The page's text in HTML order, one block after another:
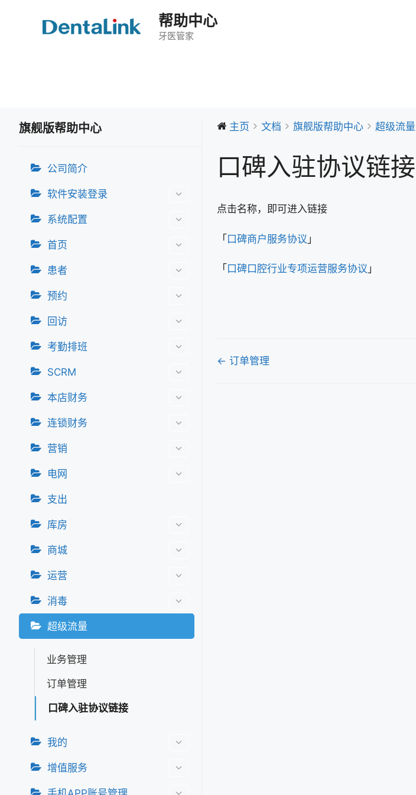
帮助中心
牙医管家
旗舰版帮助中心
公司简介
软件安装登录
系统配置
首页
患者
预约
回访
考勤排班
SCRM
本店财务
连锁财务
营销
电网
支出
库房
商城
运营
消毒
超级流量
业务管理
订单管理
口碑入驻协议链接
我的
增值服务
主页 文档 旗舰版帮助中心 超级流量
口碑入驻协议链接
点击名称，即可进入链接
「口碑商户服务协议 」
「 口碑口腔行业专项运营服务协议 」
文
← 订单管理